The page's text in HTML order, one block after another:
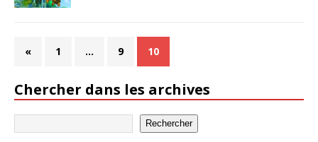
« 1 … 9 10
Chercher dans les archives
Rechercher